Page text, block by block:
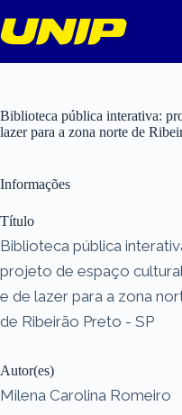
para
o
Biblioteca pública interativa:
lazer para a zona norte de
Informações
Título
Biblioteca pública
projeto de espaço cultural
e de lazer para a zona
de Ribeirão Preto - SP
Autor(es)
Milena Carolina Romeiro